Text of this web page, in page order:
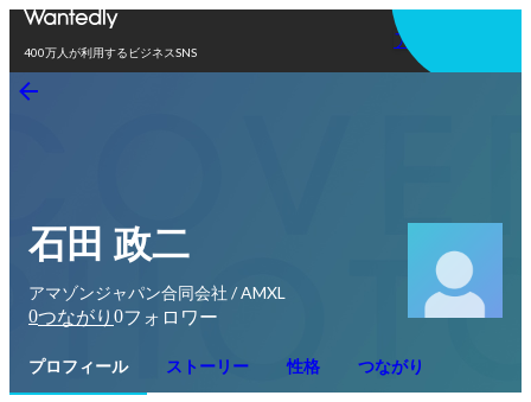
400万人が利用するビジネスSNS
アプリを使う
石田 政二
アマゾンジャパン合同会社 / AMXL
0つながり 0フォロワー
プロフィール ストーリー 性格 つながり